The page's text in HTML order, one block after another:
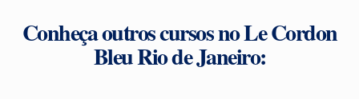
Conheça outros cursos no Le Cordon
Bleu Rio de Janeiro: